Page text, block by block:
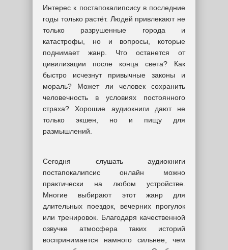
Интерес к постапокалипсису в последние
годы только растёт. Людей привлекают не
только разрушенные города и
катастрофы, но и вопросы, которые
поднимает жанр. Что останется от
цивилизации после конца света? Как
быстро исчезнут привычные законы и
мораль? Может ли человек сохранить
человечность в условиях постоянного
страха? Хорошие аудиокниги дают не
только экшен, но и пищу для
размышлений.
Сегодня слушать аудиокниги
постапокалипсис онлайн можно
практически на любом устройстве.
Многие выбирают этот жанр для
длительных поездок, вечерних прогулок
или тренировок. Благодаря качественной
озвучке атмосфера таких историй
воспринимается намного сильнее, чем